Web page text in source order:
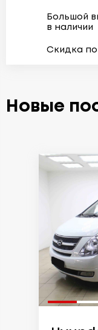
Большой
в наличии
Скидка
Новые